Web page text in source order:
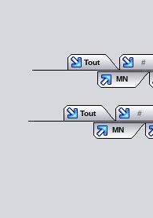
Tout
#
MN
Tout
#
MN